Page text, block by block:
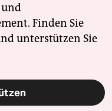
und
Finden Sie
unterstützen Sie